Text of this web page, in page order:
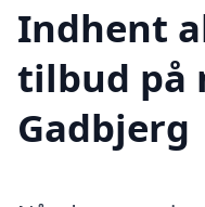
Indhent
tilbud på
Gadbjerg